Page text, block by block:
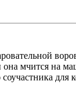
мчится на